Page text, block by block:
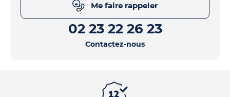
Me faire rappeler
02 23 22 26 23
Contactez-nous